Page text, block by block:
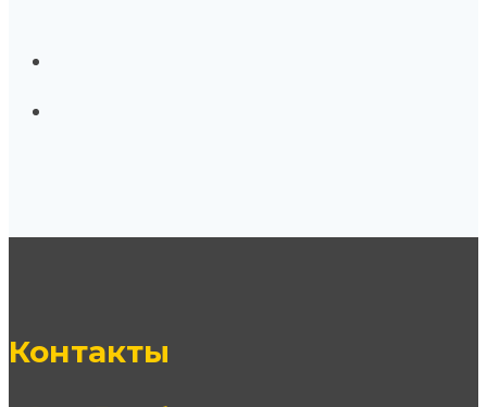
Контакты